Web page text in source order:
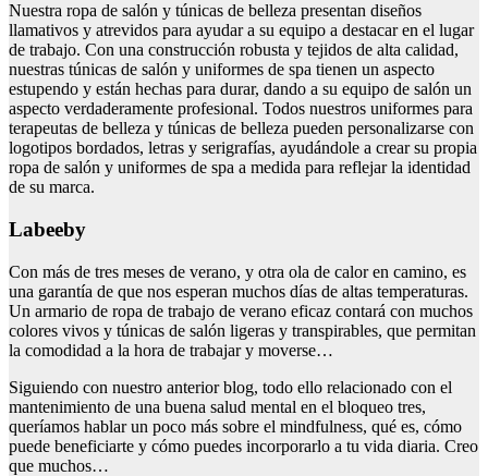
Nuestra ropa de salón y túnicas de belleza presentan diseños
llamativos y atrevidos para ayudar a su equipo a destacar en el lugar
de trabajo. Con una construcción robusta y tejidos de alta calidad,
nuestras túnicas de salón y uniformes de spa tienen un aspecto
estupendo y están hechas para durar, dando a su equipo de salón un
aspecto verdaderamente profesional. Todos nuestros uniformes para
terapeutas de belleza y túnicas de belleza pueden personalizarse con
logotipos bordados, letras y serigrafías, ayudándole a crear su propia
ropa de salón y uniformes de spa a medida para reflejar la identidad
de su marca.
Labeeby
Con más de tres meses de verano, y otra ola de calor en camino, es
una garantía de que nos esperan muchos días de altas temperaturas.
Un armario de ropa de trabajo de verano eficaz contará con muchos
colores vivos y túnicas de salón ligeras y transpirables, que permitan
la comodidad a la hora de trabajar y moverse…
Siguiendo con nuestro anterior blog, todo ello relacionado con el
mantenimiento de una buena salud mental en el bloqueo tres,
queríamos hablar un poco más sobre el mindfulness, qué es, cómo
puede beneficiarte y cómo puedes incorporarlo a tu vida diaria. Creo
que muchos…